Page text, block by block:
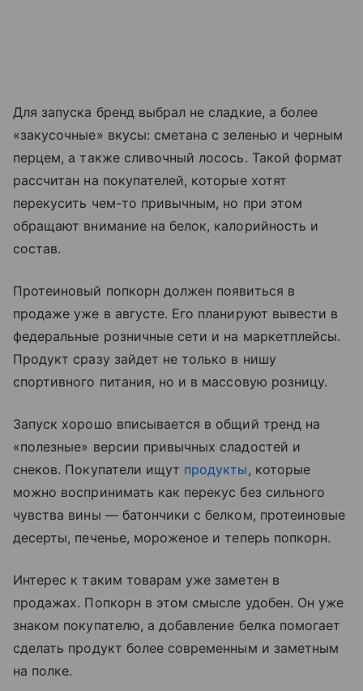
Для запуска бренд выбрал не сладкие, а более
«закусочные» вкусы: сметана с зеленью и черным
перцем, а также сливочный лосось. Такой формат
рассчитан на покупателей, которые хотят
перекусить чем-то привычным, но при этом
обращают внимание на белок, калорийность и
состав.
Протеиновый попкорн должен появиться в
продаже уже в августе. Его планируют вывести в
федеральные розничные сети и на маркетплейсы.
Продукт сразу зайдет не только в нишу
спортивного питания, но и в массовую розницу.
Запуск хорошо вписывается в общий тренд на
«полезные» версии привычных сладостей и
снеков. Покупатели ищут продукты, которые
можно воспринимать как перекус без сильного
чувства вины — батончики с белком, протеиновые
десерты, печенье, мороженое и теперь попкорн.
Интерес к таким товарам уже заметен в
продажах. Попкорн в этом смысле удобен. Он уже
знаком покупателю, а добавление белка помогает
сделать продукт более современным и заметным
на полке.